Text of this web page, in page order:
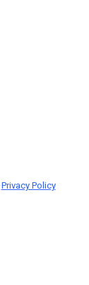
Privacy Policy